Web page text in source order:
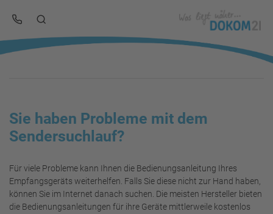
Sie haben Probleme mit dem
Sendersuchlauf?
Für viele Probleme kann Ihnen die Bedienungsanleitung Ihres
Empfangsgeräts weiterhelfen. Falls Sie diese nicht zur Hand haben,
können Sie im Internet danach suchen. Die meisten Hersteller bieten
die Bedienungsanleitungen für ihre Geräte mittlerweile kostenlos